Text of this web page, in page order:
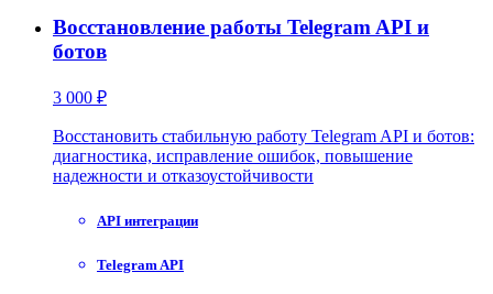
Восстановление работы Telegram API и
ботов
3 000 ₽
Восстановить стабильную работу Telegram API и ботов:
диагностика, исправление ошибок, повышение
надежности и отказоустойчивости
API интеграции
Telegram API